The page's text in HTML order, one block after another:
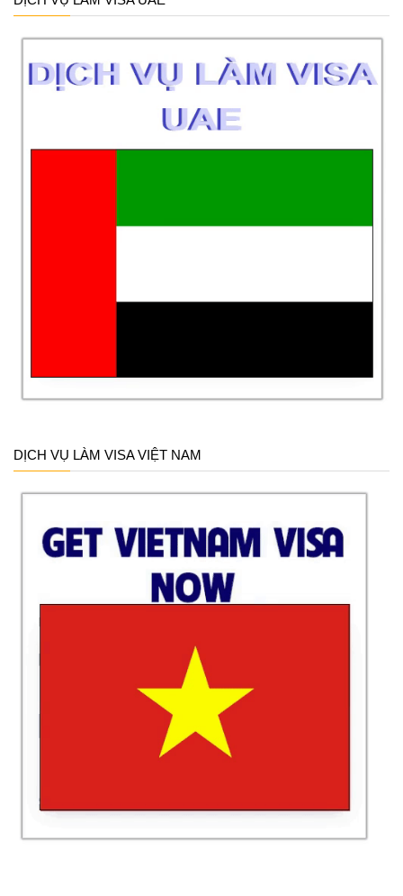
DỊCH VỤ LÀM VISA VIỆT NAM